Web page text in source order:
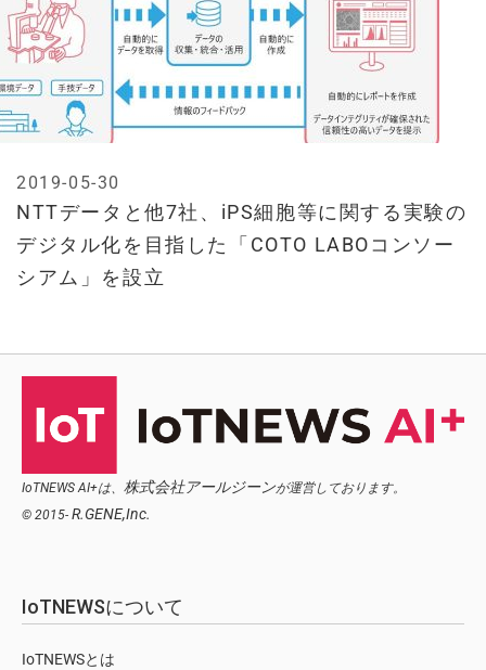
NTTデータと他7社、iPS細胞等に関する実験の
デジタル化を目指した「COTO LABOコンソー
シアム」を設立
2019-05-30
IoTNEWS AI+は、 株式会社アールジーンが運営しております。
© 2015- R.GENE,Inc.
IoTNEWSについて
IoTNEWSとは